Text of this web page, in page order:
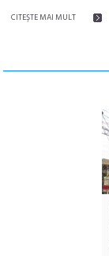
CITEŞTE MAI MULT